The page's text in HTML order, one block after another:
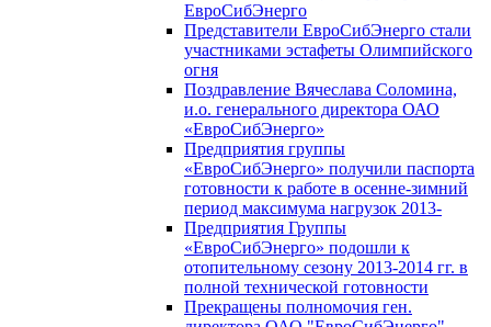
ЕвроСибЭнерго
Представители ЕвроСибЭнерго стали
участниками эстафеты Олимпийского
огня
Поздравление Вячеслава Соломина,
и.о. генерального директора ОАО
«ЕвроСибЭнерго»
Предприятия группы
«ЕвроСибЭнерго» получили паспорта
готовности к работе в осенне-зимний
период максимума нагрузок 2013-
Предприятия Группы
«ЕвроСибЭнерго» подошли к
отопительному сезону 2013-2014 гг. в
полной технической готовности
Прекращены полномочия ген.